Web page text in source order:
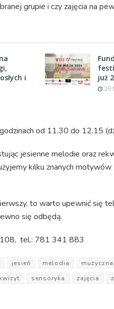
grupie i czy zajęcia na
i
już
20
od 11.30 do 12.15
jesienne melodie oraz
kilku znanych
to warto upewnić się
się odbędą.
108, tel.: 781 341 883
jesień melodia
sensoryka zajęcia